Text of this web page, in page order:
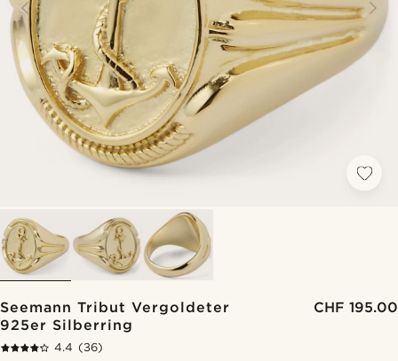
Seemann Tribut Vergoldeter
925er Silberring
CHF 195.00
4.4 (36)